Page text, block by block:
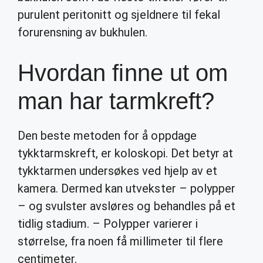
purulent peritonitt og sjeldnere til fekal
forurensning av bukhulen.
Hvordan finne ut om
man har tarmkreft?
Den beste metoden for å oppdage
tykktarmskreft, er koloskopi. Det betyr at
tykktarmen undersøkes ved hjelp av et
kamera. Dermed kan utvekster – polypper
– og svulster avsløres og behandles på et
tidlig stadium. – Polypper varierer i
størrelse, fra noen få millimeter til flere
centimeter.